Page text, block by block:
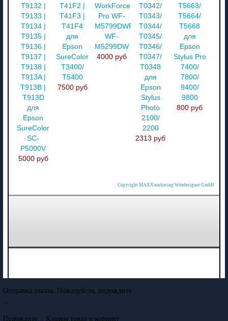
T9132 |
T9133 |
T9134 |
T9135 |
T9136 |
T9137 |
T9138 |
T913A |
T913B |
T913D
для
Epson
SureColor
SC-
P5000V
5000 руб
T41F2 |
T41F3 |
T41F4
для
Epson
SureColor
T3400/
T5400
7500 руб
WorkForce
Pro WF-
M5799DWF/
WF-
M5299DW
4000 руб
T0342/
T0343/
T0344/
T0345/
T0346/
T0347/
T0348
для
Epson
Stylus
Photo
2100/
2200
2313 руб
T5663/
T5664/
T5668
для
Epson
Stylus Pro
7400/
7800/
9400/
9800
800 руб
Copyright MAXXmarketing Webdesigner GmbH
Отправка заказа. Пожалуйста, подождите
Подождите... Кладем товар в корзину